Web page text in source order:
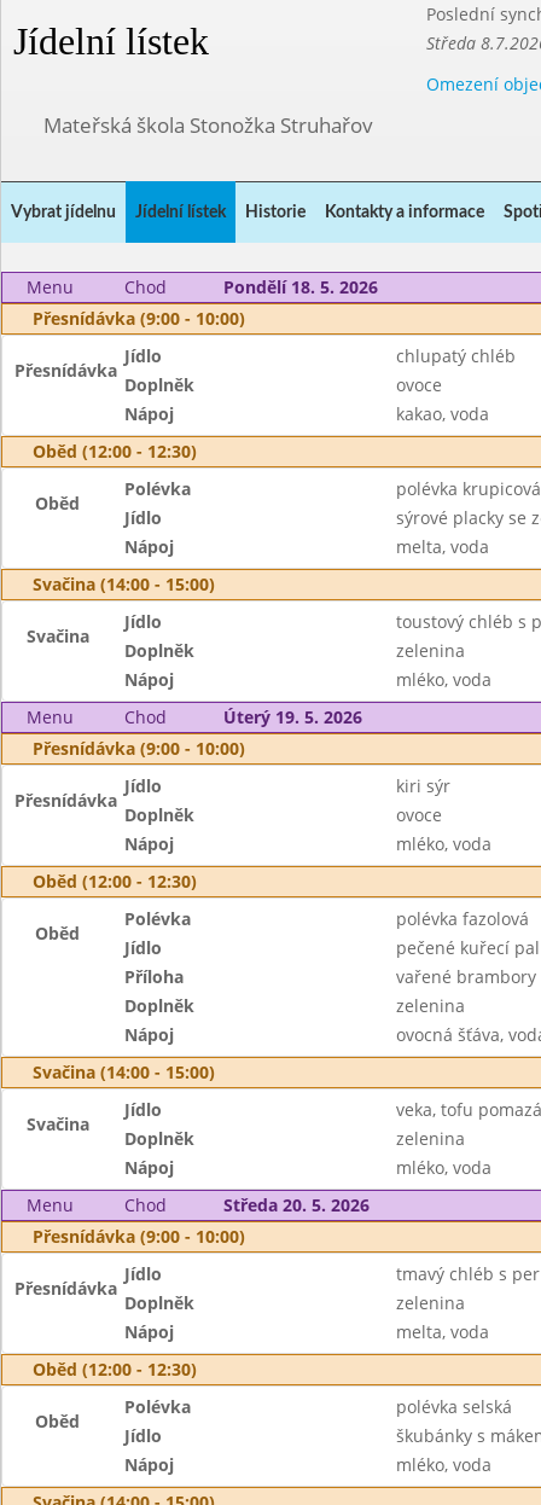
Jídelní lístek
Poslední
Středa
Omezení
Mateřská škola Stonožka Struhařov
Vybrat jídelnu Jídelní lístek Historie Kontakty a informace
Menu Chod
Pondělí 18. 5. 2026
Přesnídávka (9:00 - 10:00)
Přesnídávka
Jídlo
chlupatý chléb
Doplněk
ovoce
Nápoj
kakao, voda
Oběd (12:00 - 12:30)
Oběd
Polévka
polévka
Jídlo
sýrové placky se
Nápoj
melta, voda
Svačina (14:00 - 15:00)
Svačina
Jídlo
toustový chléb s
Doplněk
zelenina
Nápoj
mléko, voda
Menu
Chod
Úterý 19. 5. 2026
Přesnídávka (9:00 - 10:00)
Přesnídávka
Jídlo
kiri sýr
Doplněk
ovoce
Nápoj
mléko, voda
Oběd (12:00 - 12:30)
Oběd
Polévka
polévka fazolová
Jídlo
pečené kuřecí
Příloha
vařené brambory
Doplněk
zelenina
Nápoj
ovocná šťáva,
Svačina (14:00 - 15:00)
Svačina
Jídlo
veka, tofu
Doplněk
zelenina
Nápoj
mléko, voda
Menu
Chod
Středa 20. 5. 2026
Přesnídávka (9:00 - 10:00)
Přesnídávka
Jídlo
tmavý chléb s
Doplněk
zelenina
Nápoj
melta, voda
Oběd (12:00 - 12:30)
Oběd
Polévka
polévka selská
Jídlo
škubánky s
Nápoj
mléko, voda